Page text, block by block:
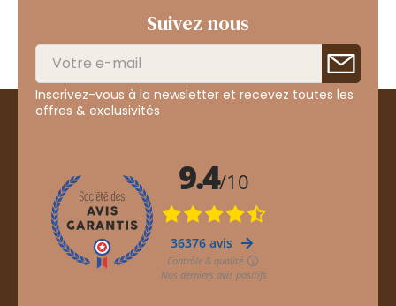
Suivez nous
Inscrivez-vous à la newsletter et recevez toutes les
offres & exclusivités